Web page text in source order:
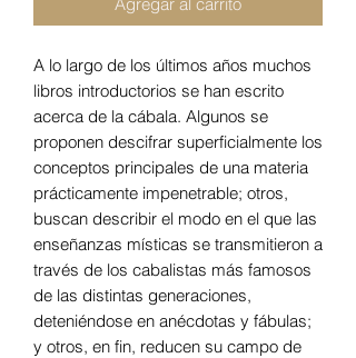
A lo largo de los últimos años muchos
libros introductorios se han escrito
acerca de la cábala. Algunos se
proponen descifrar superficialmente los
conceptos principales de una materia
prácticamente impenetrable; otros,
buscan describir el modo en el que las
enseñanzas místicas se transmitieron a
través de los cabalistas más famosos
de las distintas generaciones,
deteniéndose en anécdotas y fábulas;
y otros, en fin, reducen su campo de